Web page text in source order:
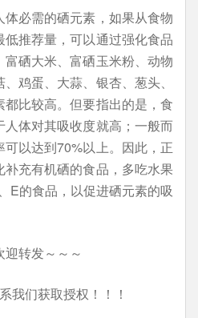
必需的硒元素，如果从食物
推荐量，可以通过强化食品
硒大米、富硒玉米粉、动物
鸡蛋、大蒜、银杏、葱头、
比较高。但要指出的是，食
体对其吸收度就高；一般而
以达到70%以上。因此，正
充有机硒的食品，多吃水果
E的食品，以促进硒元素的吸
迎转发～～～
我们获取授权！！！